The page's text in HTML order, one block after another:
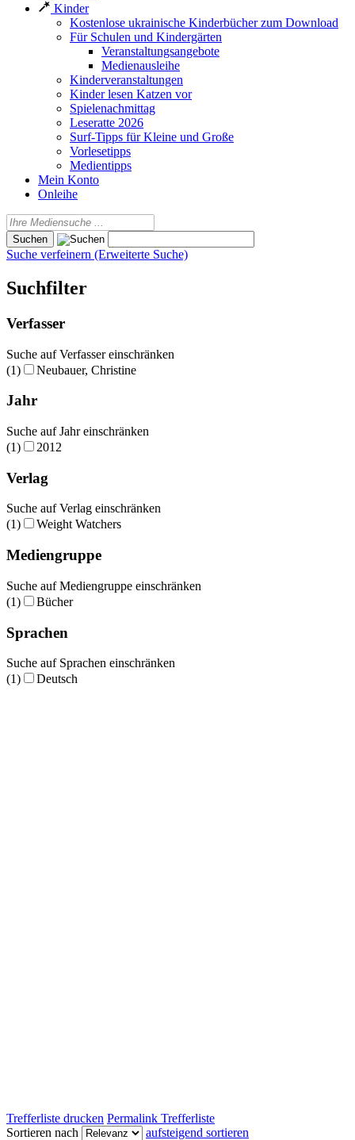
Kinder
Kostenlose ukrainische Kinderbücher zum Download
Für Schulen und Kindergärten
Veranstaltungsangebote
Medienausleihe
Kinderveranstaltungen
Kinder lesen Katzen vor
Spielenachmittag
Leseratte 2026
Surf-Tipps für Kleine und Große
Vorlesetipps
Medientipps
Mein Konto
Onleihe
Suche verfeinern (Erweiterte Suche)
Suchfilter
Verfasser
Suche auf Verfasser einschränken
(1)
Neubauer, Christine
Jahr
Suche auf Jahr einschränken
(1)
2012
Verlag
Suche auf Verlag einschränken
(1)
Weight Watchers
Mediengruppe
Suche auf Mediengruppe einschränken
(1)
Bücher
Sprachen
Suche auf Sprachen einschränken
(1)
Deutsch
Trefferliste drucken Permalink Trefferliste
Sortieren nach
aufsteigend sortieren